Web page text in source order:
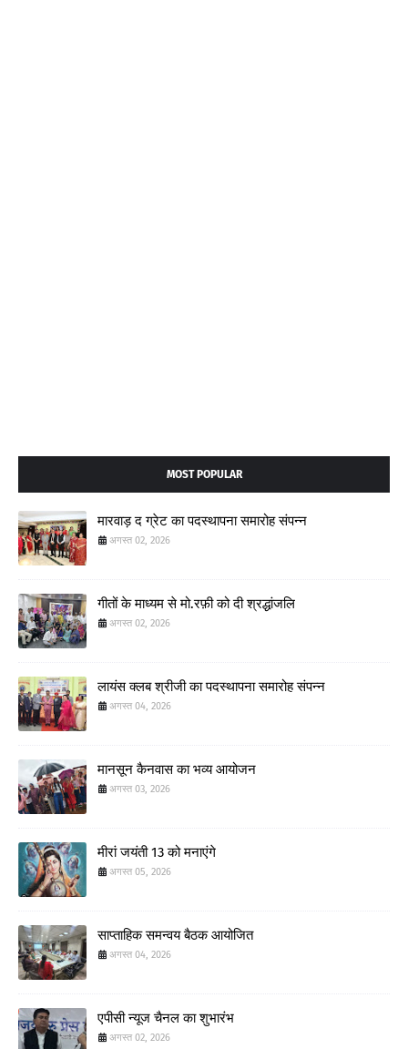
MOST POPULAR
मारवाड़ द ग्रेट का पदस्थापना समारोह संपन्न
अगस्त 02, 2026
गीतों के माध्यम से मो.रफ़ी को दी श्रद्धांजलि
अगस्त 02, 2026
लायंस क्लब श्रीजी का पदस्थापना समारोह संपन्न
अगस्त 04, 2026
मानसून कैनवास का भव्य आयोजन
अगस्त 03, 2026
मीरां जयंती 13 को मनाएंगे
अगस्त 05, 2026
साप्ताहिक समन्वय बैठक आयोजित
अगस्त 04, 2026
एपीसी न्यूज चैनल का शुभारंभ
अगस्त 02, 2026